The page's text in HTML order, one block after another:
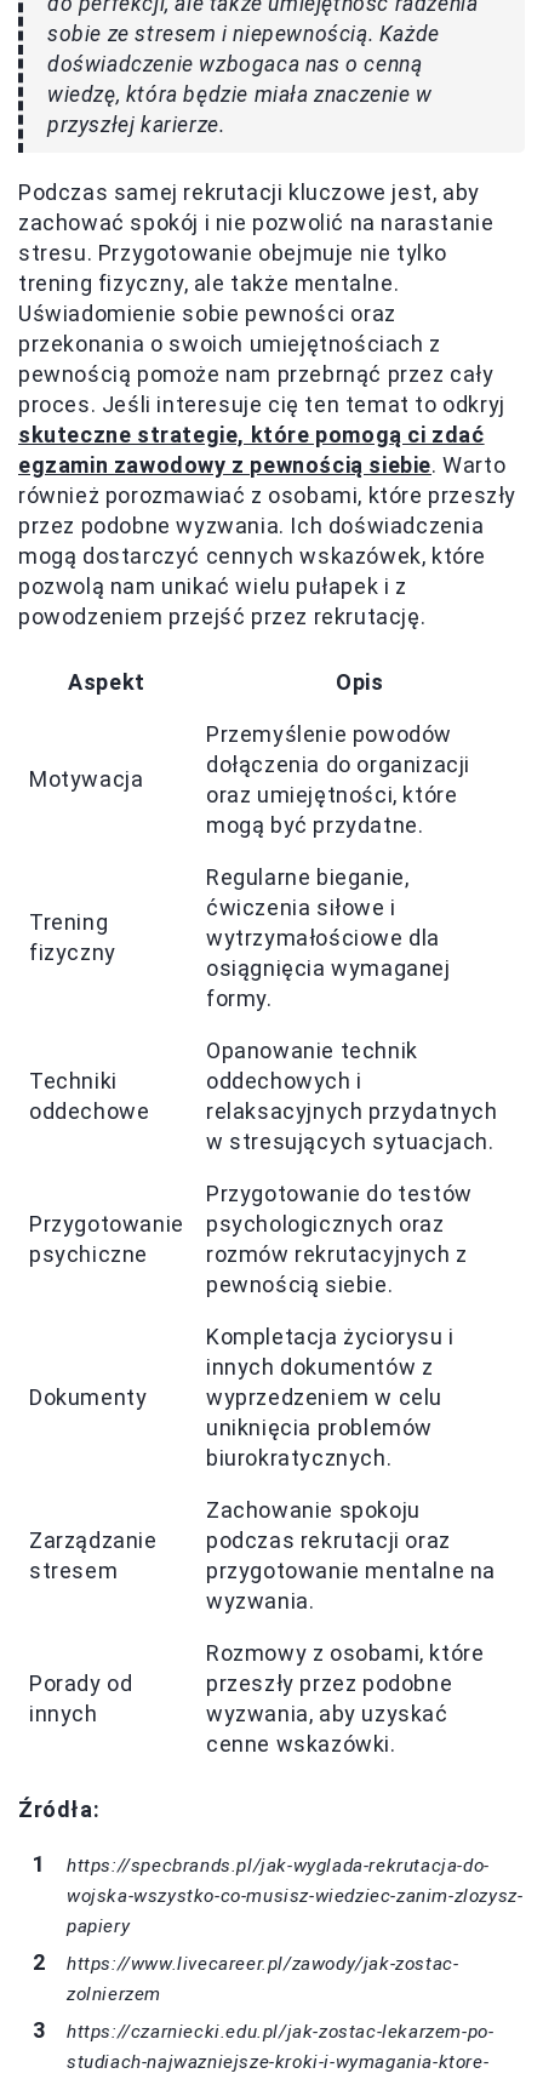
sobie ze stresem i niepewnością. Każde
doświadczenie wzbogaca nas o cenną
wiedzę, która będzie miała znaczenie w
przyszłej karierze.
Podczas samej rekrutacji kluczowe jest, aby
zachować spokój i nie pozwolić na narastanie
stresu. Przygotowanie obejmuje nie tylko
trening fizyczny, ale także mentalne.
Uświadomienie sobie pewności oraz
przekonania o swoich umiejętnościach z
pewnością pomoże nam przebrnąć przez cały
proces. Jeśli interesuje cię ten temat to odkryj
skuteczne strategie, które pomogą ci zdać
egzamin zawodowy z pewnością siebie. Warto
również porozmawiać z osobami, które przeszły
przez podobne wyzwania. Ich doświadczenia
mogą dostarczyć cennych wskazówek, które
pozwolą nam unikać wielu pułapek i z
powodzeniem przejść przez rekrutację.
Aspekt Opis
Motywacja
Przemyślenie powodów
dołączenia do organizacji
oraz umiejętności, które
mogą być przydatne.
Trening
fizyczny
Regularne bieganie,
ćwiczenia siłowe i
wytrzymałościowe dla
osiągnięcia wymaganej
formy.
Techniki
oddechowe
Opanowanie technik
oddechowych i
relaksacyjnych przydatnych
w stresujących sytuacjach.
Przygotowanie
psychiczne
Przygotowanie do testów
psychologicznych oraz
rozmów rekrutacyjnych z
pewnością siebie.
Dokumenty
Kompletacja życiorysu i
innych dokumentów z
wyprzedzeniem w celu
uniknięcia problemów
biurokratycznych.
Zarządzanie
stresem
Zachowanie spokoju
podczas rekrutacji oraz
przygotowanie mentalne na
wyzwania.
Porady od
innych
Rozmowy z osobami, które
przeszły przez podobne
wyzwania, aby uzyskać
cenne wskazówki.
Źródła:
https://specbrands.pl/jak-wyglada-rekrutacja-do-
wojska-wszystko-co-musisz-wiedziec-zanim-zlozysz-
papiery
https://www.livecareer.pl/zawody/jak-zostac-
zolnierzem
https://czarniecki.edu.pl/jak-zostac-lekarzem-po-
studiach-najwazniejsze-kroki-i-wymagania-ktore-